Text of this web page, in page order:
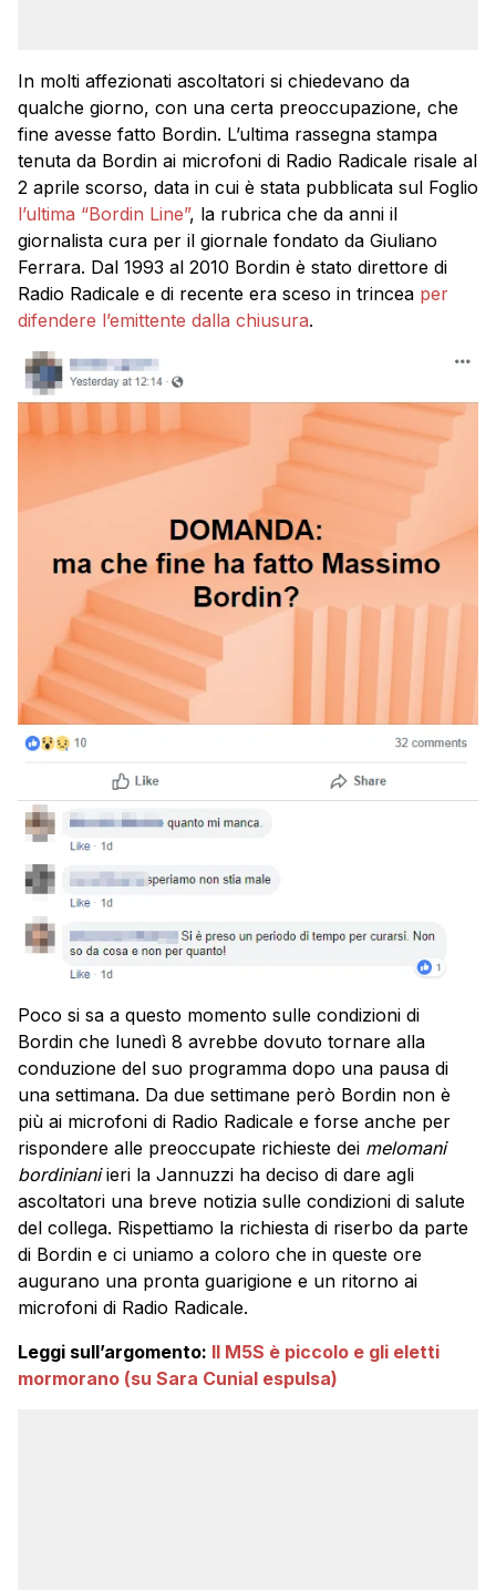
In molti affezionati ascoltatori si chiedevano da
qualche giorno, con una certa preoccupazione, che
fine avesse fatto Bordin. L’ultima rassegna stampa
tenuta da Bordin ai microfoni di Radio Radicale risale al
2 aprile scorso, data in cui è stata pubblicata sul Foglio
l’ultima “Bordin Line”, la rubrica che da anni il
giornalista cura per il giornale fondato da Giuliano
Ferrara. Dal 1993 al 2010 Bordin è stato direttore di
Radio Radicale e di recente era sceso in trincea per
difendere l’emittente dalla chiusura.
Poco si sa a questo momento sulle condizioni di
Bordin che lunedì 8 avrebbe dovuto tornare alla
conduzione del suo programma dopo una pausa di
una settimana. Da due settimane però Bordin non è
più ai microfoni di Radio Radicale e forse anche per
rispondere alle preoccupate richieste dei melomani
bordinianiieri la Jannuzzi ha deciso di dare agli
ascoltatori una breve notizia sulle condizioni di salute
del collega. Rispettiamo la richiesta di riserbo da parte
di Bordin e ci uniamo a coloro che in queste ore
augurano una pronta guarigione e un ritorno ai
microfoni di Radio Radicale.
Leggi sull’argomento: Il M5S è piccolo e gli eletti
mormorano (su Sara Cunial espulsa)